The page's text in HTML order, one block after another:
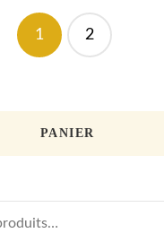
1 2
PANIER